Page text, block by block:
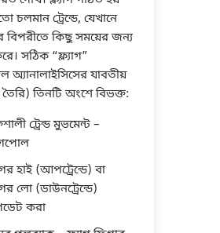
চলমান ট্রেন্ডে, যেখানে
বিপরীতে কিছু সময়ের জন্য
সঠিক “ফ্ল্যাগ”
অ্যানালাইসিসের যাবতীয়
তৈরি) তিনটি অংশে বিভক্ত:
ট্রেন্ড মুভমেন্ট –
হাই (আপট্রেন্ডে) বা
লো (ডাউনট্রেন্ডে)
করা